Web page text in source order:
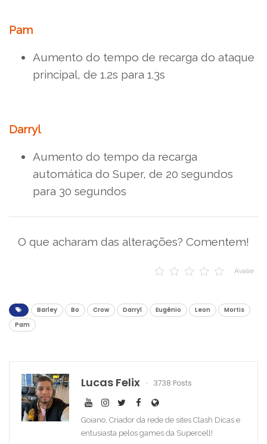
Pam
Aumento do tempo de recarga do ataque
principal, de 1.2s para 1.3s
Darryl
Aumento do tempo da recarga
automática do Super, de 20 segundos
para 30 segundos
O que acharam das alterações? Comentem!
Avalie
Barley Bo Crow Darryl Eugênio Leon
Mortis
Pam
Lucas Felix 3738 Posts
Goiano, Criador da rede de sites Clash Dicas e
entusiasta pelos games da Supercell!